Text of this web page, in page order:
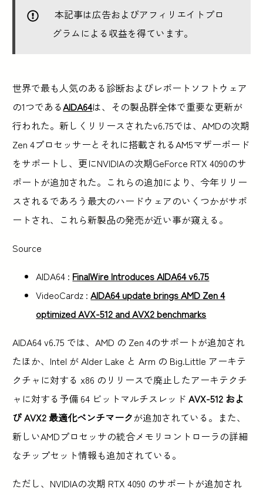
本記事は広告およびアフィリエイトプロ
グラムによる収益を得ています。
世界で最も人気のある診断およびレポートソフトウェア
の1つであるAIDA64は、その製品群全体で重要な更新が
行われた。新しくリリースされたv6.75では、AMDの次期
Zen 4プロセッサーとそれに搭載されるAM5マザーボード
をサポートし、更にNVIDIAの次期GeForce RTX 4090のサ
ポートが追加された。これらの追加により、今年リリー
スされるであろう最大のハードウェアのいくつかがサポ
ートされ、これら新製品の発売が近い事が窺える。
Source
AIDA64 : FinalWire Introduces AIDA64 v6.75
VideoCardz :AIDA64 update brings AMD Zen 4
optimized AVX-512 and AVX2 benchmarks
AIDA64 v6.75 では、AMD の Zen 4のサポートが追加され
たほか、Intel が Alder Lake と Arm の Big.Little アーキテ
クチャに対する x86 のリリースで廃止したアーキテクチ
ャに対する予備 64 ビットマルチスレッドAVX-512 およ
び AVX2 最適化ベンチマークが追加されている。また、
新しいAMDプロセッサの統合メモリコントローラの詳細
なチップセット情報も追加されている。
ただし、NVIDIAの次期 RTX 4090 のサポートが追加され